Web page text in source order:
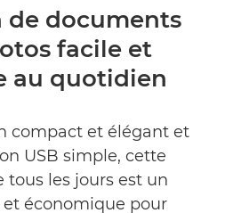
de documents
facile et
au quotidien
compact et élégant et
USB simple, cette
les jours est un
économique pour